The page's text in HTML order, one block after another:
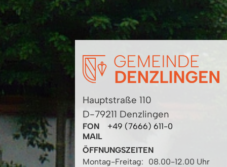
Hauptstraße 110
D-79211 Denzlingen
FON
+49 (7666) 611-0
MAIL
ÖFFNUNGSZEITEN
Montag-Freitag:
08.00-12.00 Uhr